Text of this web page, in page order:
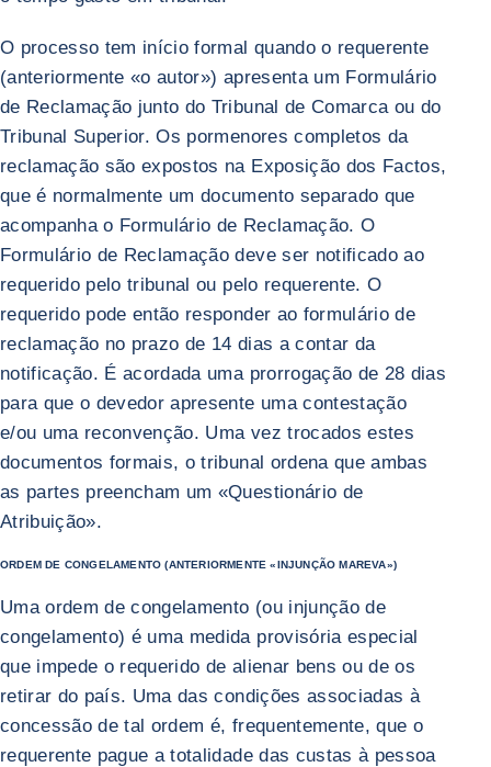
O processo tem início formal quando o requerente
(anteriormente «o autor») apresenta um Formulário
de Reclamação junto do Tribunal de Comarca ou do
Tribunal Superior. Os pormenores completos da
reclamação são expostos na Exposição dos Factos,
que é normalmente um documento separado que
acompanha o Formulário de Reclamação. O
Formulário de Reclamação deve ser notificado ao
requerido pelo tribunal ou pelo requerente. O
requerido pode então responder ao formulário de
reclamação no prazo de 14 dias a contar da
notificação. É acordada uma prorrogação de 28 dias
para que o devedor apresente uma contestação
e/ou uma reconvenção. Uma vez trocados estes
documentos formais, o tribunal ordena que ambas
as partes preencham um «Questionário de
Atribuição».
ORDEM DE CONGELAMENTO (ANTERIORMENTE «INJUNÇÃO MAREVA»)
Uma ordem de congelamento (ou injunção de
congelamento) é uma medida provisória especial
que impede o requerido de alienar bens ou de os
retirar do país. Uma das condições associadas à
concessão de tal ordem é, frequentemente, que o
requerente pague a totalidade das custas à pessoa